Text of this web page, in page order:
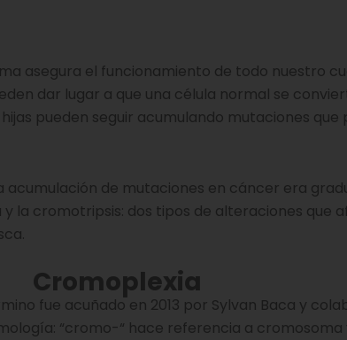
asegura el funcionamiento de todo nuestro
dar lugar a que una célula normal se
pueden seguir acumulando mutaciones
de mutaciones en cáncer era
la cromotripsis: dos tipos de alteraciones que
Cromoplexia
fue acuñado en 2013 por Sylvan Baca y
“cromo-“ hace referencia a cromosoma